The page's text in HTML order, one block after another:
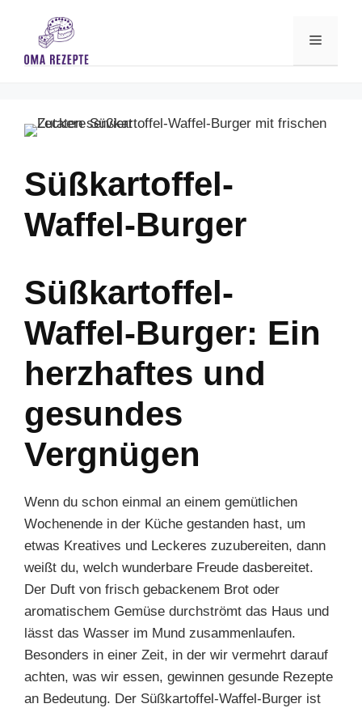
content
Menu
Süßkartoffel-
Waffel-Burger
Süßkartoffel-
Waffel-Burger: Ein
herzhaftes und
gesundes
Vergnügen
Wenn du schon einmal an einem gemütlichen
Wochenende in der Küche gestanden hast, um
etwas Kreatives und Leckeres zuzubereiten, dann
weißt du, welch wunderbare Freude dasbereitet.
Der Duft von frisch gebackenem Brot oder
aromatischem Gemüse durchströmt das Haus und
lässt das Wasser im Mund zusammenlaufen.
Besonders in einer Zeit, in der wir vermehrt darauf
achten, was wir essen, gewinnen gesunde Rezepte
an Bedeutung. Der Süßkartoffel-Waffel-Burger ist